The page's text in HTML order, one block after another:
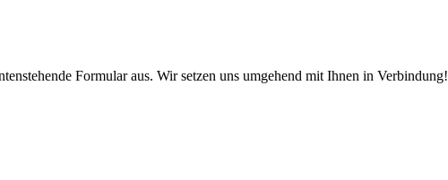
Formular aus. Wir setzen uns umgehend mit Ihnen in Verbindung!